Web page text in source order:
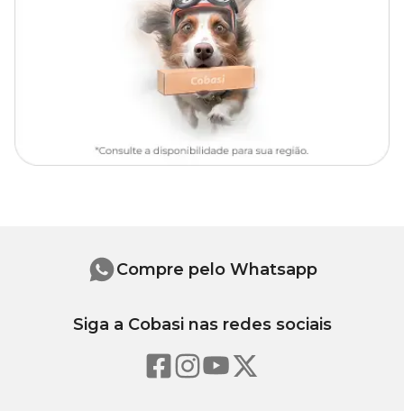
incrível! Compre pelo site, app ou em uma das nossas
Compre pelo Whatsapp
Siga a Cobasi nas redes sociais